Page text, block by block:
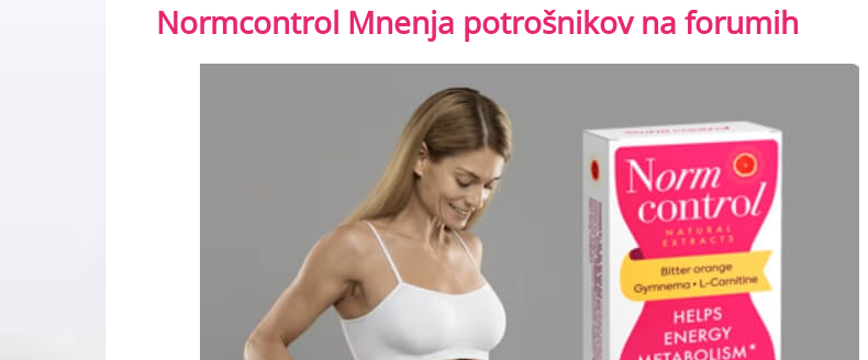
Normcontrol Mnenja potrošnikov na forumih